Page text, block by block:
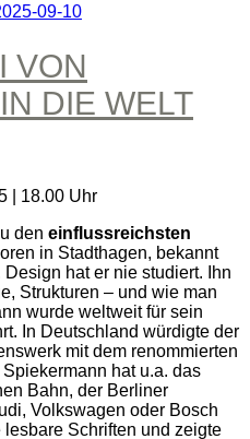
09-10
VON
DIE WELT
| 18.00 Uhr
den einflussreichsten
in Stadthagen, bekannt
hat er nie studiert. Ihn
Strukturen – und wie man
wurde weltweit für sein
In Deutschland würdigte der
mit dem renommierten
hat u.a. das
Bahn, der Berliner
Volkswagen oder Bosch
Schriften und zeigte